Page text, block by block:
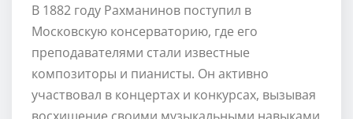
В 1882 году Рахманинов поступил в
Московскую консерваторию, где его
преподавателями стали известные
композиторы и пианисты. Он активно
участвовал в концертах и конкурсах, вызывая